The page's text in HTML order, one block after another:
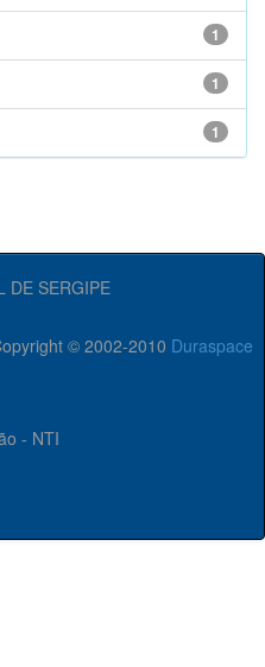
1
1
1
DE SERGIPE
© 2002-2010 Duraspace
- NTI